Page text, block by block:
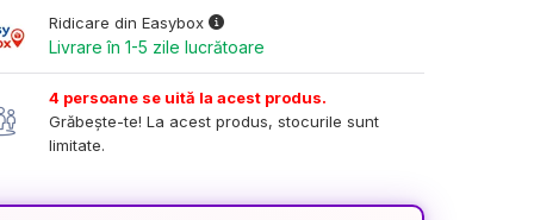
Ridicare din Easybox
Livrare în 1-5 zile lucrătoare
4 persoane se uită la acest produs.
Grăbește-te! La acest produs, stocurile sunt
limitate.